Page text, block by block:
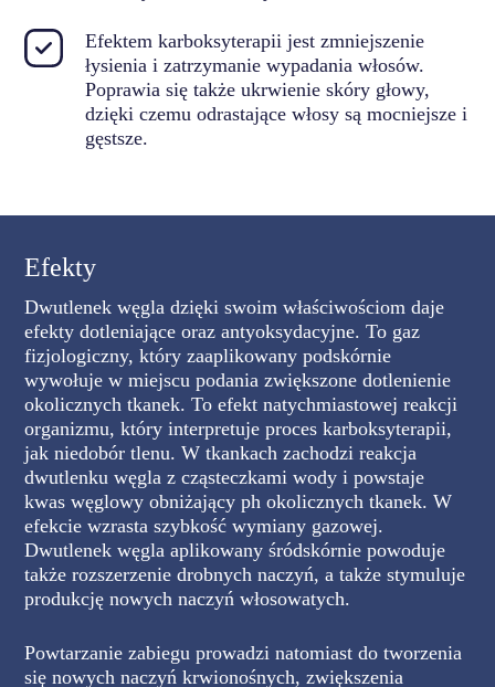
Efektem karboksyterapii jest zmniejszenie
łysienia i zatrzymanie wypadania włosów.
Poprawia się także ukrwienie skóry głowy,
dzięki czemu odrastające włosy są mocniejsze i
gęstsze.
Efekty
Dwutlenek węgla dzięki swoim właściwościom daje
efekty dotleniające oraz antyoksydacyjne. To gaz
fizjologiczny, który zaaplikowany podskórnie
wywołuje w miejscu podania zwiększone dotlenienie
okolicznych tkanek. To efekt natychmiastowej reakcji
organizmu, który interpretuje proces karboksyterapii,
jak niedobór tlenu. W tkankach zachodzi reakcja
dwutlenku węgla z cząsteczkami wody i powstaje
kwas węglowy obniżający ph okolicznych tkanek. W
efekcie wzrasta szybkość wymiany gazowej.
Dwutlenek węgla aplikowany śródskórnie powoduje
także rozszerzenie drobnych naczyń, a także stymuluje
produkcję nowych naczyń włosowatych.
Powtarzanie zabiegu prowadzi natomiast do tworzenia
się nowych naczyń krwionośnych, zwiększenia